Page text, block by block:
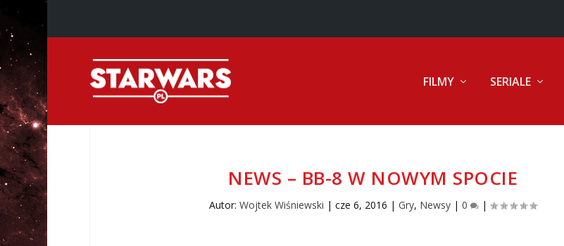
FILMY SERIALE
NEWS – BB-8 W NOWYM SPOCIE
Autor:Wojtek Wiśniewski |cze 6, 2016 |Gry, Newsy |0 |